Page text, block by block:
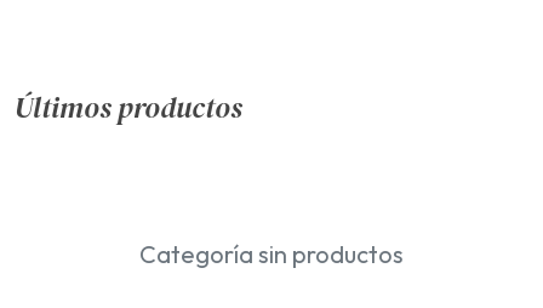
Últimos productos
Categoría sin productos